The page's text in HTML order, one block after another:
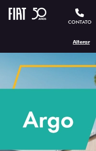
CONTATO
Alterar